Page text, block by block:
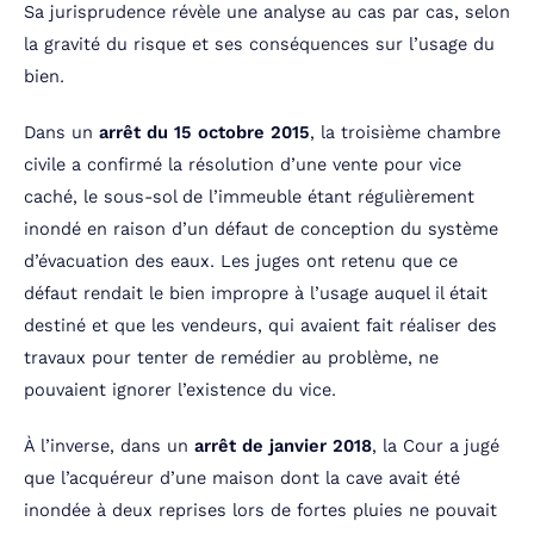
Sa jurisprudence révèle une analyse au cas par cas, selon
la gravité du risque et ses conséquences sur l’usage du
bien.
Dans un arrêt du 15 octobre 2015, la troisième chambre
civile a confirmé la résolution d’une vente pour vice
caché, le sous-sol de l’immeuble étant régulièrement
inondé en raison d’un défaut de conception du système
d’évacuation des eaux. Les juges ont retenu que ce
défaut rendait le bien impropre à l’usage auquel il était
destiné et que les vendeurs, qui avaient fait réaliser des
travaux pour tenter de remédier au problème, ne
pouvaient ignorer l’existence du vice.
À l’inverse, dans un arrêt de janvier 2018, la Cour a jugé
que l’acquéreur d’une maison dont la cave avait été
inondée à deux reprises lors de fortes pluies ne pouvait